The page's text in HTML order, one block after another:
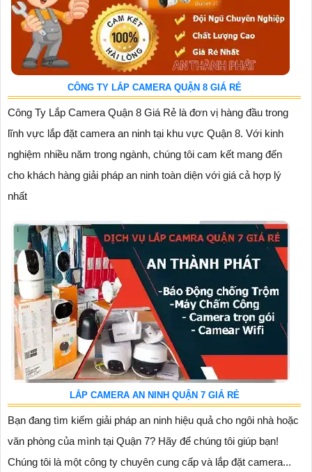
CÔNG TY LẮP CAMERA QUẬN 8 GIÁ RẺ
Công Ty Lắp Camera Quận 8 Giá Rẻ là đơn vị hàng đầu trong
lĩnh vực lắp đặt camera an ninh tại khu vực Quận 8. Với kinh
nghiệm nhiều năm trong ngành, chúng tôi cam kết mang đến
cho khách hàng giải pháp an ninh toàn diện với giá cả hợp lý
nhất
LẮP CAMERA AN NINH QUẬN 7 GIÁ RẺ
Bạn đang tìm kiếm giải pháp an ninh hiệu quả cho ngôi nhà hoặc
văn phòng của mình tại Quận 7? Hãy để chúng tôi giúp bạn!
Chúng tôi là một công ty chuyên cung cấp và lắp đặt camera...